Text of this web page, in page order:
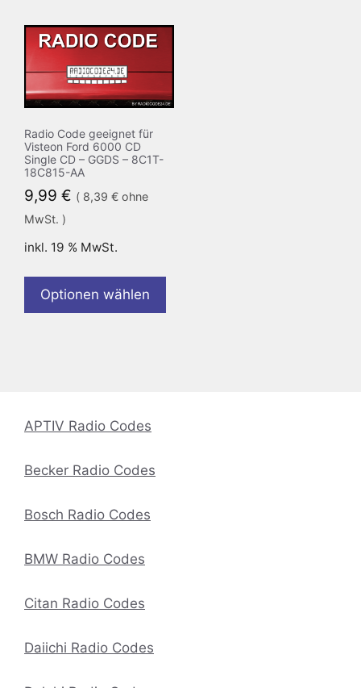
Radio Code geeignet für
Visteon Ford 6000 CD
Single CD – GGDS – 8C1T-
18C815-AA
9,99 € ( 8,39 € ohne
MwSt. )
inkl. 19 % MwSt.
Optionen wählen
APTIV Radio Codes
Becker Radio Codes
Bosch Radio Codes
BMW Radio Codes
Citan Radio Codes
Daiichi Radio Codes